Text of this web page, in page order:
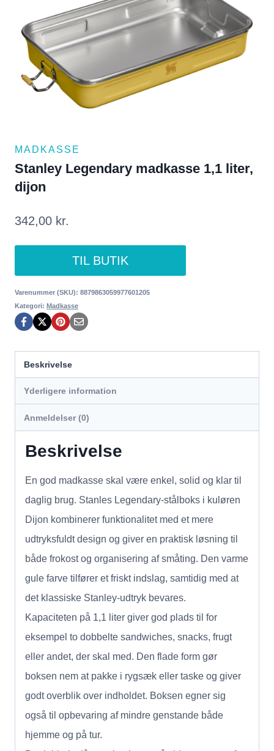
MADKASSE
Stanley Legendary madkasse 1,1 liter,
dijon
342,00 kr.
TIL BUTIK
Varenummer (SKU): 8879863059977601205
Kategori: Madkasse
Beskrivelse
Yderligere information
Anmeldelser (0)
Beskrivelse
En god madkasse skal være enkel, solid og klar til
daglig brug. Stanles Legendary-stålboks i kuløren
Dijon kombinerer funktionalitet med et mere
udtryksfuldt design og giver en praktisk løsning til
både frokost og organisering af småting. Den varme
gule farve tilfører et friskt indslag, samtidig med at
det klassiske Stanley-udtryk bevares.
Kapaciteten på 1,1 liter giver god plads til for
eksempel to dobbelte sandwiches, snacks, frugt
eller andet, der skal med. Den flade form gør
boksen nem at pakke i rygsæk eller taske og giver
godt overblik over indholdet. Boksen egner sig
også til opbevaring af mindre genstande både
hjemme og på tur.